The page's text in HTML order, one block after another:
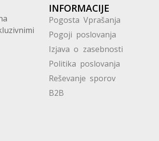
INFORMACIJE
Pogosta Vprašanja
Pogoji poslovanja
Izjava o zasebnosti
Politika poslovanja
Reševanje sporov
B2B